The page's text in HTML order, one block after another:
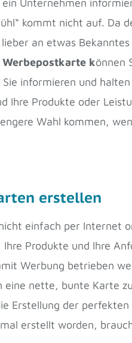
kommt nicht auf. Da
an etwas
Werbepostkarte können
informieren und
Ihre Produkte oder
Wahl kommen,
erstellen
einfach per Internet
Produkte und Ihre
Werbung betrieben
nette, bunte Karte
Erstellung der perfekten
erstellt worden,